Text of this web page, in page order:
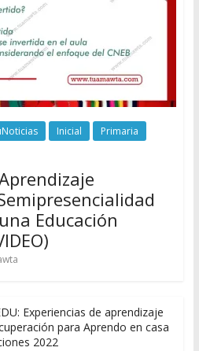
Inicial
Primaria
Educación
Experiencias de aprendizaje
para Aprendo en casa
2022